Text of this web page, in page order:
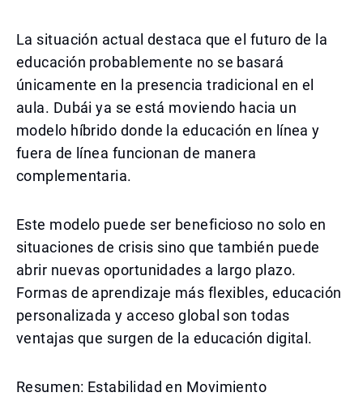
La situación actual destaca que el futuro de la
educación probablemente no se basará
únicamente en la presencia tradicional en el
aula. Dubái ya se está moviendo hacia un
modelo híbrido donde la educación en línea y
fuera de línea funcionan de manera
complementaria.
Este modelo puede ser beneficioso no solo en
situaciones de crisis sino que también puede
abrir nuevas oportunidades a largo plazo.
Formas de aprendizaje más flexibles, educación
personalizada y acceso global son todas
ventajas que surgen de la educación digital.
Resumen: Estabilidad en Movimiento